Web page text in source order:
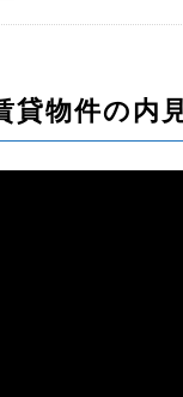
貸物件の内